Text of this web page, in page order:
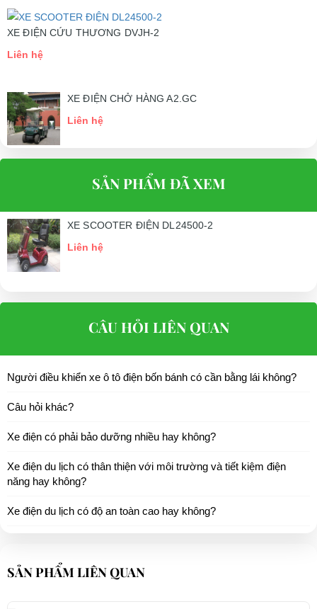
XE ĐIỆN CỨU THƯƠNG DVJH-2
Liên hệ
XE ĐIỆN CHỞ HÀNG A2.GC
Liên hệ
SẢN PHẨM ĐÃ XEM
XE SCOOTER ĐIỆN DL24500-2
Liên hệ
CÂU HỎI LIÊN QUAN
Người điều khiển xe ô tô điện bốn bánh có cần bằng lái không?
Câu hỏi khác?
Xe điện có phải bảo dưỡng nhiều hay không?
Xe điện du lịch có thân thiện với môi trường và tiết kiệm điện
năng hay không?
Xe điện du lịch có độ an toàn cao hay không?
SẢN PHẨM LIÊN QUAN